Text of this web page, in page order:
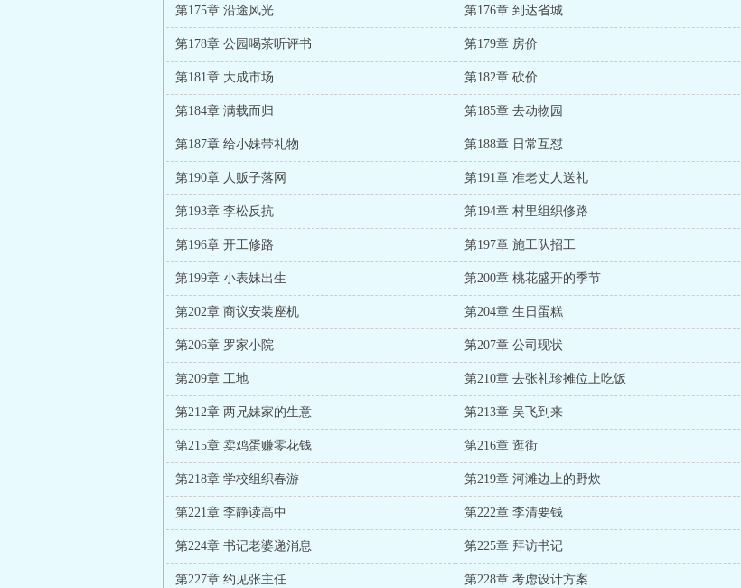
第175章 沿途风光 第176章 到达省城
第178章 公园喝茶听评书 第179章 房价
第181章 大成市场 第182章 砍价
第184章 满载而归 第185章 去动物园
第187章 给小妹带礼物 第188章 日常互怼
第190章 人贩子落网 第191章 准老丈人送礼
第193章 李松反抗 第194章 村里组织修路
第196章 开工修路 第197章 施工队招工
第199章 小表妹出生 第200章 桃花盛开的季节
第202章 商议安装座机 第204章 生日蛋糕
第206章 罗家小院 第207章 公司现状
第209章 工地 第210章 去张礼珍摊位上吃饭
第212章 两兄妹家的生意 第213章 吴飞到来
第215章 卖鸡蛋赚零花钱 第216章 逛街
第218章 学校组织春游 第219章 河滩边上的野炊
第221章 李静读高中 第222章 李清要钱
第224章 书记老婆递消息 第225章 拜访书记
第227章 约见张主任 第228章 考虑设计方案